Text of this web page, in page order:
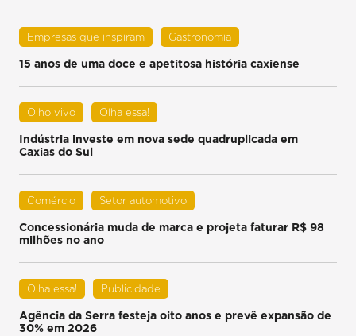
Empresas que inspiram Gastronomia
15 anos de uma doce e apetitosa história caxiense
Olho vivo Olha essa!
Indústria investe em nova sede quadruplicada em
Caxias do Sul
Comércio Setor automotivo
Concessionária muda de marca e projeta faturar R$ 98
milhões no ano
Olha essa! Publicidade
Agência da Serra festeja oito anos e prevê expansão de
30% em 2026